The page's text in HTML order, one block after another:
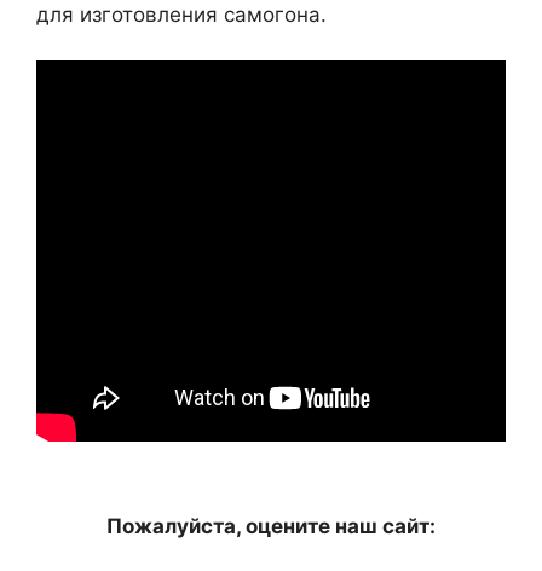
для изготовления самогона.
Пожалуйста, оцените наш сайт: